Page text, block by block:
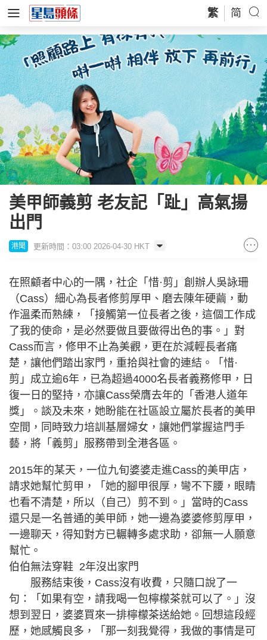
繁 简
美甲師義剪 老友記「趾」高氣揚
出門
港聞 更新時間：03:00 2026-04-30 HKT
在照顧者中心的一隅，社企「惜·剪」創辦人吳詠珊
（Cass）細心為長者修剪厚甲、磨去陳年硬繭，動
作溫柔而熟練，「接觸第一位長者之後，這個工作成
了我的使命，是必然要做且要做得出色的事。」對
Cass而言，修甲不止為美觀，更在於減輕長者痛
楚，讓他們踏出家門，重拾與社會的連結。「惜·
剪」成立逾6年，已為超過4000名長者義務修甲，日
復一日的堅持，亦讓Cass榮膺去年的「香港人道年
獎」。談及未來，她盼能在社區設立屬於長者的美甲
空間，同時致力培訓基層婦女，讓她們掌握這門手
藝，將「義剪」服務帶到全港各區。
2015年的某天，一位九旬婆婆走進Cass的美甲店，
請求她幫忙剪甲，「她的腳甲很厚，彎不下腰，眼睛
也看不清楚，所以（自己）剪不到。」當時的Cass
還只是一名普通的美甲師，她一邊為婆婆修剪厚甲，
一邊聊天，得知對方已輾轉多處求助，卻無一人願意
幫忙。
伯伯無法穿鞋 2年沒出家門
服務結束後，Cass沒有收費，只隨口說了一
句：「如果有空，請我喝一包檸檬茶就可以了。」沒
想到翌日，婆婆買來一排檸檬茶送給她。回想這段經
歷，她感觸良多，「那一刻我覺得，我做的事情是可